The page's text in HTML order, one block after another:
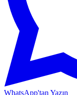
WhatsApp'tan Yazın